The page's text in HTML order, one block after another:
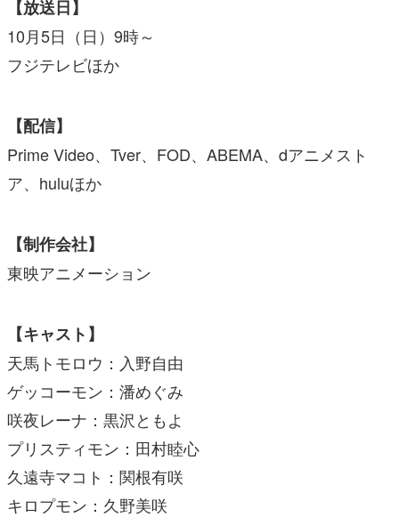
【放送日】
10月5日（日）9時～
フジテレビほか
【配信】
Prime Video、Tver、FOD、ABEMA、dアニメスト
ア、huluほか
【制作会社】
東映アニメーション
【キャスト】
天馬トモロウ：入野自由
ゲッコーモン：潘めぐみ
咲夜レーナ：黒沢ともよ
プリスティモン：田村睦心
久遠寺マコト：関根有咲
キロプモン：久野美咲